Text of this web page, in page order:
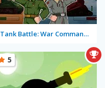
Tank Battle: War Commander
5